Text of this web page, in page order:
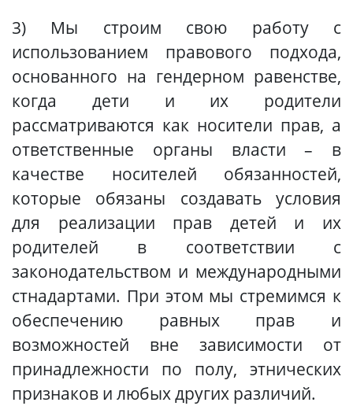
3) Мы строим свою работу с
использованием правового подхода,
основанного на гендерном равенстве,
когда дети и их родители
рассматриваются как носители прав, а
ответственные органы власти – в
качестве носителей обязанностей,
которые обязаны создавать условия
для реализации прав детей и их
родителей в соответствии с
законодательством и международными
стнадартами. При этом мы стремимся к
обеспечению равных прав и
возможностей вне зависимости от
принадлежности по полу, этнических
признаков и любых других различий.